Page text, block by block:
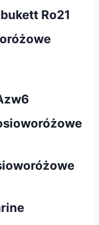
Ro21